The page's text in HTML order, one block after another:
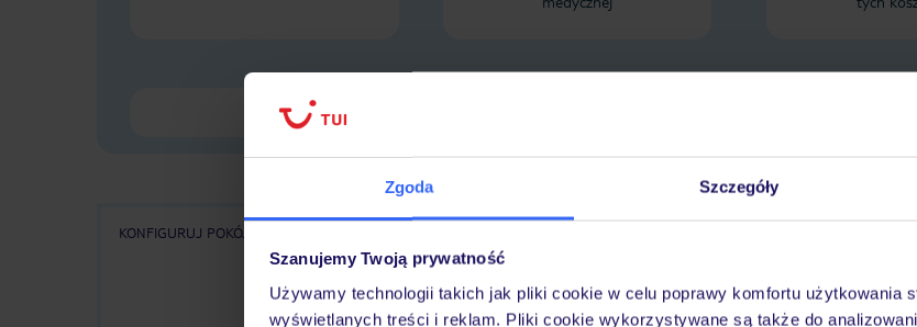
Zgoda Szczegóły
Szanujemy Twoją prywatność
Używamy technologii takich jak pliki cookie w celu poprawy komfortu użytkowania
wyświetlanych treści i reklam. Pliki cookie wykorzystywane są także do
KONFIGURUJ POKÓJ